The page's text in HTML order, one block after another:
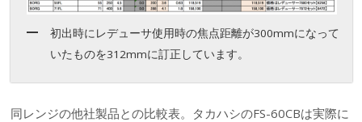
初出時にレデューサ使用時の焦点距離が300mmになって
いたものを312mmに訂正しています。
同レンジの他社製品との比較表。タカハシのFS-60CBは実際に